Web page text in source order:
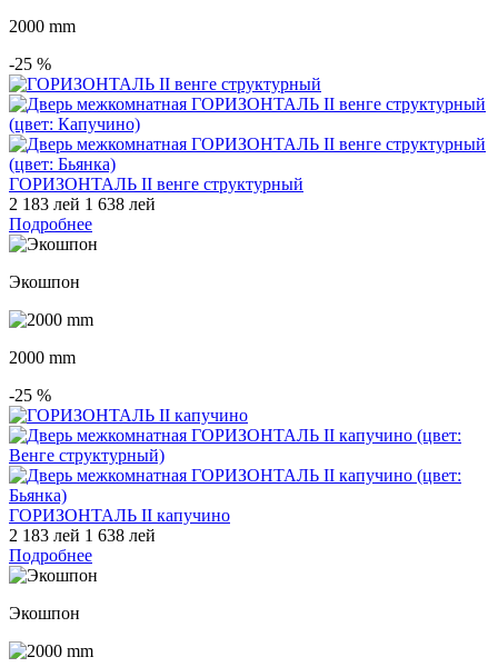
2000 mm
-25 %
ГОРИЗОНТАЛЬ II венге структурный
2 183 лей 1 638 лей
Подробнее
Экошпон
2000 mm
-25 %
ГОРИЗОНТАЛЬ II капучино
2 183 лей 1 638 лей
Подробнее
Экошпон